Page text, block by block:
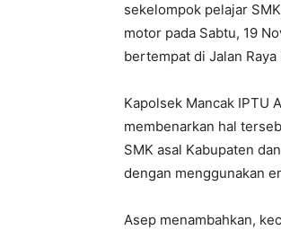
sekelompok pelajar
motor pada Sabtu, 19
bertempat di Jalan
Kapolsek Mancak IPTU
membenarkan hal
SMK asal Kabupaten
dengan menggunakan
Asep menambahkan,